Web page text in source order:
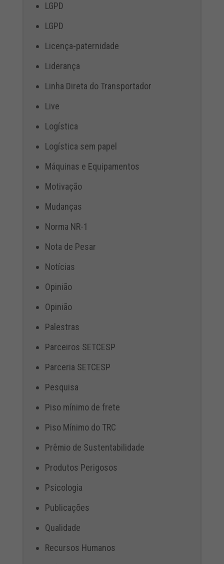
LGPD
LGPD
Licença-paternidade
Liderança
Linha Direta do Transportador
Live
Logística
Logística sem papel
Máquinas e Equipamentos
Motivação
Mudanças
Norma NR-1
Nota de Pesar
Notícias
Opinião
Opinião
Palestras
Parceiros SETCESP
Parceria SETCESP
Pesquisa
Piso mínimo de frete
Piso Mínimo do TRC
Prêmio de Sustentabilidade
Produtos Perigosos
Psicologia
Publicações
Qualidade
Recursos Humanos